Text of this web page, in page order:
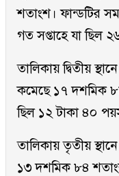
শতাংশ। ফান্ডটির
গত সপ্তাহে যা ছিল
তালিকায় দ্বিতীয়
কমেছে ১৭ দশমিক
ছিল ১২ টাকা ৪০
তালিকায় তৃতীয়
১৩ দশমিক ৮৪